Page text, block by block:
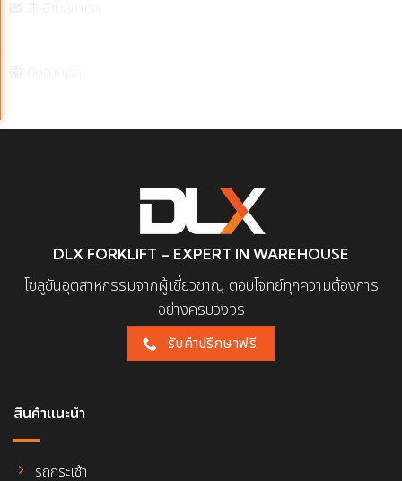
DLX FORKLIFT – EXPERT IN WAREHOUSE
โซลูชันอุตสาหกรรมจากผู้เชี่ยวชาญ ตอบโจทย์ทุกความต้องการ
อย่างครบวงจร
รับคำปรึกษาฟรี
สินค้าแนะนำ
รถกระเช้า